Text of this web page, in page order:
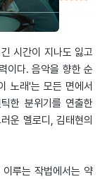
시간이 지나도 잃고
이다. 음악을 향한 순
노래'는 모든 면에서
한 분위기를 연출한
운 멜로디, 김태현의
루는 작법에서는 약